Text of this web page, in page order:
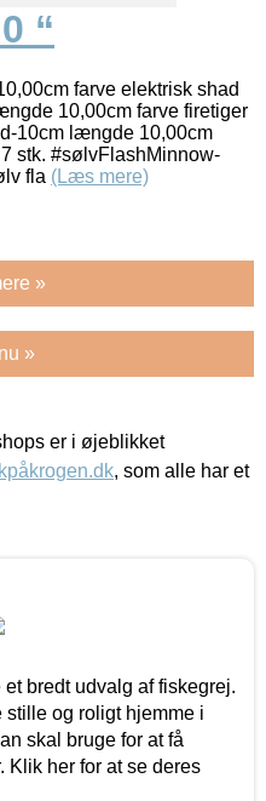
“
farve elektrisk shad
10,00cm farve firetiger
10cm længde 10,00cm
stk. #sølvFlashMinnow-
fla (Læs mere)
»
»
er i øjeblikket
, som alle har et
bredt udvalg af fiskegrej.
og roligt hjemme i
skal bruge for at få
Klik her for at se deres